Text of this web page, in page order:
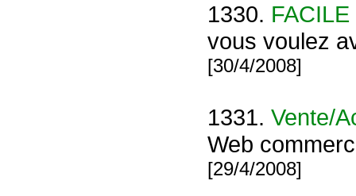
1330.
vous voulez
[30/4/2008]
1331. Vente/
Web
[29/4/2008]